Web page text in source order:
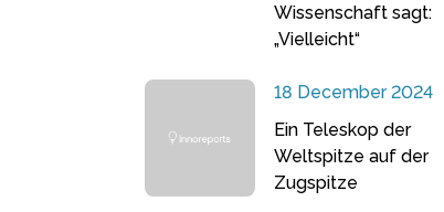
Wissenschaft sagt:
„Vielleicht“
18 December 2024
Ein Teleskop der
Weltspitze auf der
Zugspitze